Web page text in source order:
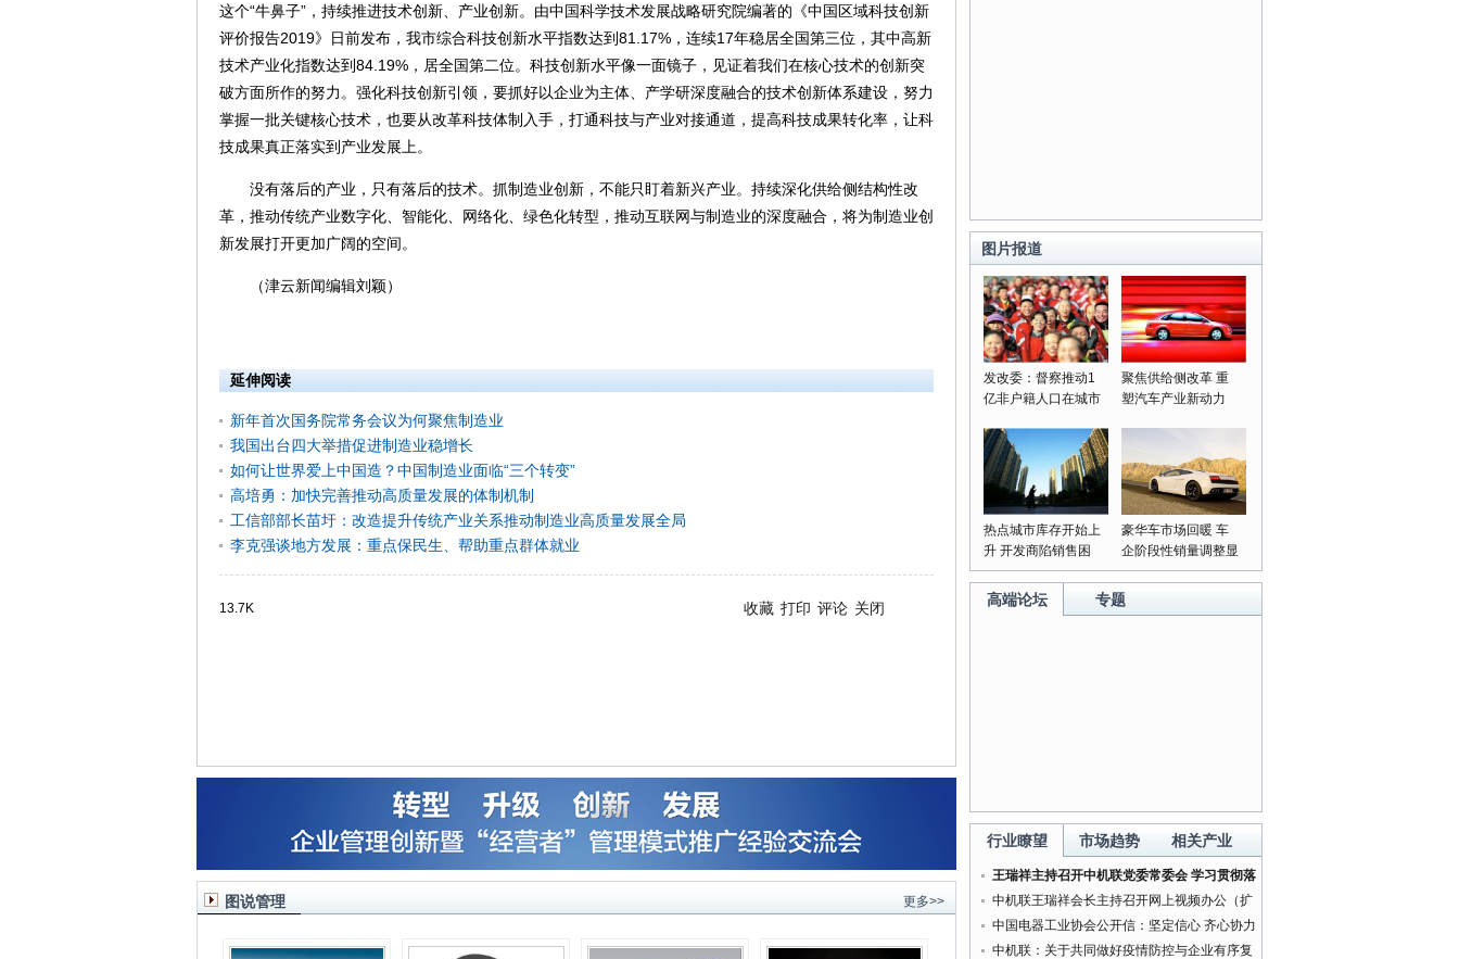
这个“牛鼻子”，持续推进技术创新、产业创新。由中国科学技术发展战略研究院编著的《中国区域科技创新
评价报告2019》日前发布，我市综合科技创新水平指数达到81.17%，连续17年稳居全国第三位，其中高新
技术产业化指数达到84.19%，居全国第二位。科技创新水平像一面镜子，见证着我们在核心技术的创新突
破方面所作的努力。强化科技创新引领，要抓好以企业为主体、产学研深度融合的技术创新体系建设，努力
掌握一批关键核心技术，也要从改革科技体制入手，打通科技与产业对接通道，提高科技成果转化率，让科
技成果真正落实到产业发展上。
没有落后的产业，只有落后的技术。抓制造业创新，不能只盯着新兴产业。持续深化供给侧结构性改
革，推动传统产业数字化、智能化、网络化、绿色化转型，推动互联网与制造业的深度融合，将为制造业创
新发展打开更加广阔的空间。
（津云新闻编辑刘颖）
延伸阅读
新年首次国务院常务会议为何聚焦制造业
我国出台四大举措促进制造业稳增长
如何让世界爱上中国造？中国制造业面临“三个转变”
高培勇：加快完善推动高质量发展的体制机制
工信部部长苗圩：改造提升传统产业关系推动制造业高质量发展全局
李克强谈地方发展：重点保民生、帮助重点群体就业
13.7K 收藏 打印 评论 关闭
图说管理 更多>>
图片报道
发改委：督察推动1
亿非户籍人口在城市
聚焦供给侧改革 重
塑汽车产业新动力
热点城市库存开始上
升 开发商陷销售困
局
豪华车市场回暖 车
企阶段性销量调整显
成果
高端论坛 专题
行业瞭望 市场趋势 相关产业
王瑞祥主持召开中机联党委常委会 学习贯彻落
实中央精神研究部署有关工作
中机联王瑞祥会长主持召开网上视频办公（扩
大）会
中国电器工业协会公开信：坚定信心 齐心协力
打赢新型肺炎疫情防控阻击战
中机联：关于共同做好疫情防控与企业有序复